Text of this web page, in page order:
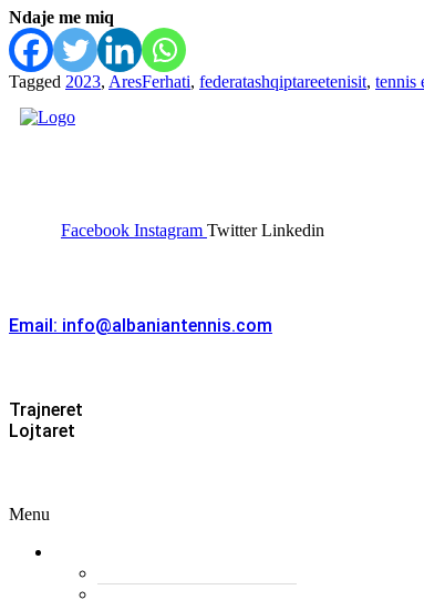
Ndaje me miq
Tagged 2023, AresFerhati, federatashqiptareetenisit, tennis
Facebook Instagram Twitter Linkedin
Email: info@albaniantennis.com
Trajneret
Lojtaret
Menu